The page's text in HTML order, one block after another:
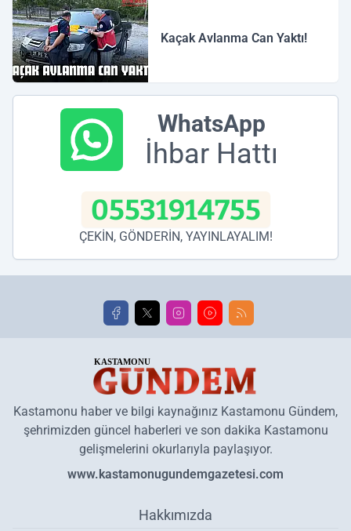
Kaçak Avlanma Can Yaktı!
WhatsApp
İhbar Hattı
05531914755
ÇEKİN, GÖNDERİN, YAYINLAYALIM!
Kastamonu haber ve bilgi kaynağınız Kastamonu Gündem,
şehrimizden güncel haberleri ve son dakika Kastamonu
gelişmelerini okurlarıyla paylaşıyor.
www.kastamonugundemgazetesi.com
Hakkımızda